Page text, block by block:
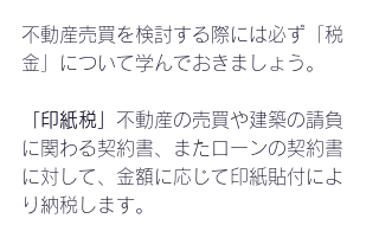
不動産売買を検討する際には必ず「税
金」について学んでおきましょう。
「印紙税」 不動産の売買や建築の請負
に関わる契約書、またローンの契約書
に対して、金額に応じて印紙貼付によ
り納税します。